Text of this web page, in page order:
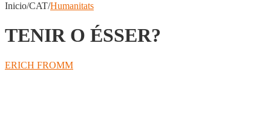
Inicio/CAT/Humanitats
TENIR O ÉSSER?
ERICH FROMM